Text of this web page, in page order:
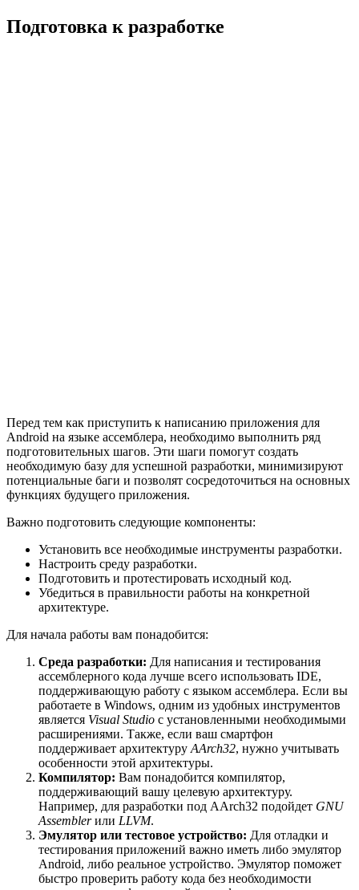
Подготовка к разработке
Перед тем как приступить к написанию приложения для
Android на языке ассемблера, необходимо выполнить ряд
подготовительных шагов. Эти шаги помогут создать
необходимую базу для успешной разработки, минимизируют
потенциальные баги и позволят сосредоточиться на основных
функциях будущего приложения.
Важно подготовить следующие компоненты:
Установить все необходимые инструменты разработки.
Настроить среду разработки.
Подготовить и протестировать исходный код.
Убедиться в правильности работы на конкретной
архитектуре.
Для начала работы вам понадобится:
Среда разработки: Для написания и тестирования
ассемблерного кода лучше всего использовать IDE,
поддерживающую работу с языком ассемблера. Если вы
работаете в Windows, одним из удобных инструментов
является Visual Studio с установленными необходимыми
расширениями. Также, если ваш смартфон
поддерживает архитектуруAArch32, нужно учитывать
особенности этой архитектуры.
Компилятор: Вам понадобится компилятор,
поддерживающий вашу целевую архитектуру.
Например, для разработки под AArch32 подойдет GNU
Assemblerили LLVM.
Эмулятор или тестовое устройство: Для отладки и
тестирования приложений важно иметь либо эмулятор
Android, либо реальное устройство. Эмулятор поможет
быстро проверить работу кода без необходимости